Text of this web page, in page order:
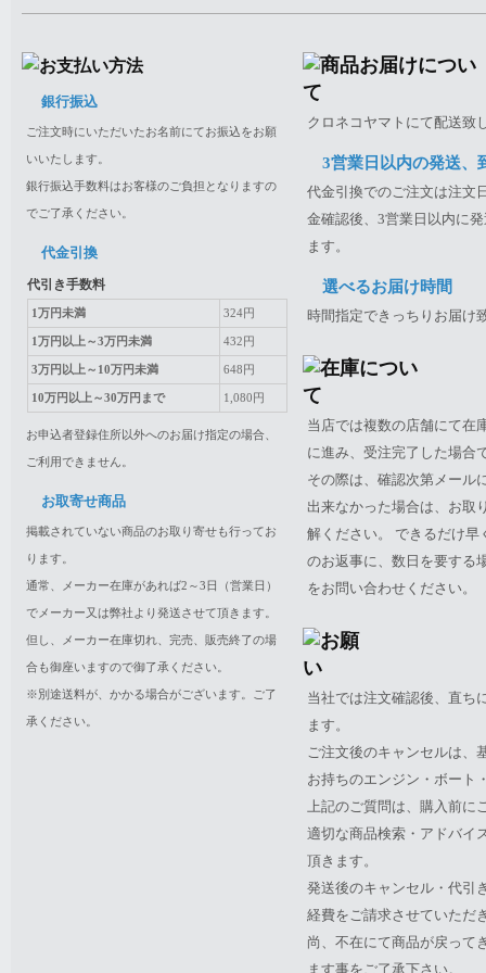
銀行振込
ご注文時にいただいたお名前にてお振込をお願
いいたします。
銀行振込手数料はお客様のご負担となりますの
でご了承ください。
代金引換
代引き手数料
1万円未満 324円
1万円以上～3万円未満 432円
3万円以上～10万円未満 648円
10万円以上～30万円まで 1,080円
お申込者登録住所以外へのお届け指定の場合、
ご利用できません。
お取寄せ商品
掲載されていない商品のお取り寄せも行ってお
ります。
通常、メーカー在庫があれば2～3日（営業日）
でメーカー又は弊社より発送させて頂きます。
但し、メーカー在庫切れ、完売、販売終了の場
合も御座いますので御了承ください。
※別途送料が、かかる場合がございます。ご了
承ください。
クロネコヤマトにて配送致
3営業日以内の発送、
代金引換でのご注文は注文
金確認後、3営業日以内に
ます。
選べるお届け時間
時間指定できっちりお届け
当店では複数の店舗にて在
に進み、受注完了した場合
その際は、確認次第メール
出来なかった場合は、お取
解ください。 できるだけ
のお返事に、数日を要する
をお問い合わせください。
当社では注文確認後、直ち
ます。
ご注文後のキャンセルは、
お持ちのエンジン・ボート
上記のご質問は、購入前に
適切な商品検索・アドバイ
頂きます。
発送後のキャンセル・代引
経費をご請求させていただ
尚、不在にて商品が戻って
ます事をご了承下さい。